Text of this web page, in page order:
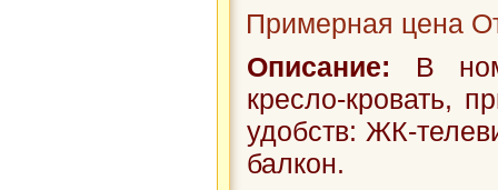
Примерная цена
Описание: В
кресло-кровать,
удобств: ЖК-
балкон.